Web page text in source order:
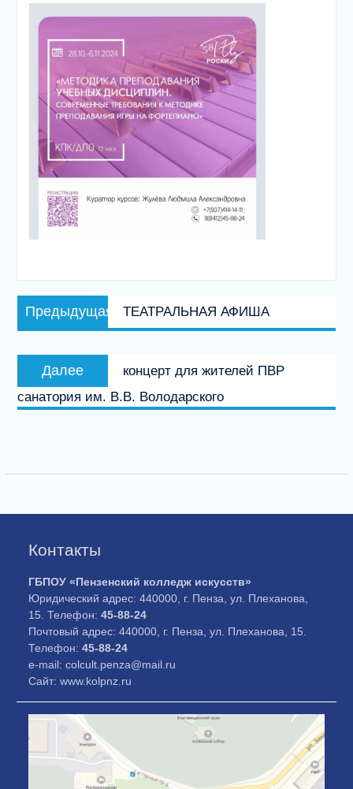
Навигация
по
Предыдущая
запись:
ТЕАТРАЛЬНАЯ АФИША
Далее
запись:
концерт для жителей ПВР
санатория им. В.В. Володарского
Контакты
ГБПОУ «Пензенский колледж искусств»
Юридический адрес: 440000, г. Пенза, ул. Плеханова,
15. Телефон:45-88-24
Почтовый адрес: 440000, г. Пенза, ул. Плеханова, 15.
Телефон:45-88-24
e-mail: colcult.penza@mail.ru
Сайт: www.kolpnz.ru